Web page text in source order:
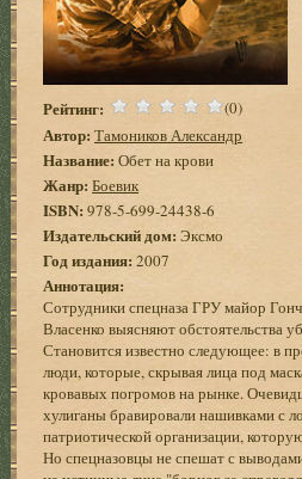
Рейтинг: (0)
Автор: Тамоников Александр
Название: Обет на крови
Жанр: Боевик
ISBN:978-5-699-24438-6
Издательский дом:Эксмо
Год издания: 2007
Аннотация:
Сотрудники спецназа ГРУ майор
Власенко выясняют обстоятельства
Становится известно следующее: в
люди, которые, скрывая лица под
кровавых погромов на рынке.
хулиганы бравировали нашивками с
патриотической организации,
Но спецназовцы не спешат с